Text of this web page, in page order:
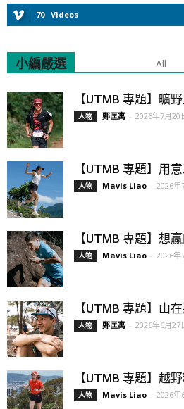
70 Videos
小編嚴選 All
【UTMB 專題】曠
人物 鄭匡寓 - 2026年7月20
【UTMB 專題】用
人物 Mavis Liao - 2026年
【UTMB 專題】想
人物 Mavis Liao - 2026年
【UTMB 專題】山
人物 鄭匡寓 - 2026年6月27
【UTMB 專題】越
人物 Mavis Liao - 2026年